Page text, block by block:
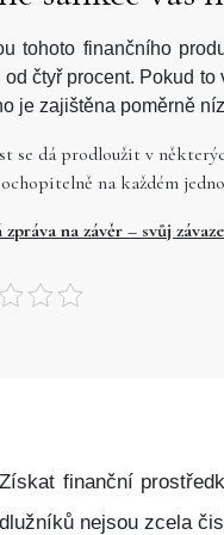
tohoto finančního
od čtyř procent. Pokud
je zajištěna poměrně
se dá prodloužit v
na každém
na závěr – svůj
Získat finanční
dlužníků nejsou zcela